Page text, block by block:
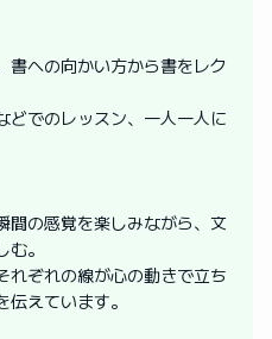
書への向かい方から書をレク
どでのレッスン、一人一人に
間の感覚を楽しみながら、文
。
れぞれの線が心の動きで立ち
えています。